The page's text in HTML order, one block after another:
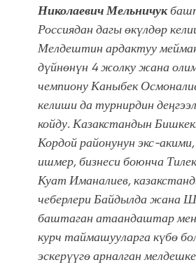
Николаевич Мельничук
Россиядан дагы өкүлдөр
Мелдештин ардактуу
дүйнөнүн 4 жолку жана
чемпиону Каныбек
келиши да турнирдин
койду. Казакстандын
Кордой районунун экс-
ишмер, бизнеси боюнча
Куат Иманалиев,
чеберлери Байдылда жана
баштаган атаандаштар
курч таймашууларга күбө
эскерүүгө арналган